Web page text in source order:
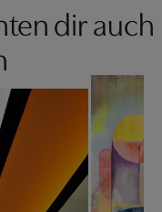
dir auch